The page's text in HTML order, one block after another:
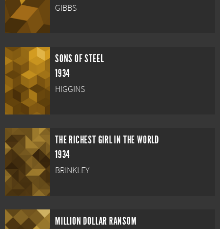
GIBBS
SONS OF STEEL
1934
HIGGINS
THE RICHEST GIRL IN THE WORLD
1934
BRINKLEY
MILLION DOLLAR RANSOM